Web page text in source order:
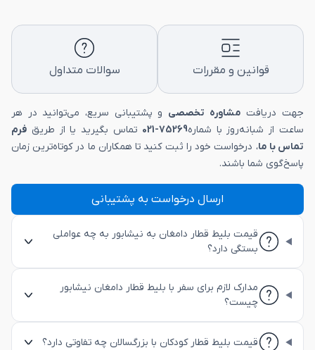
قوانین و مقررات سوالات متداول
جهت دریافت مشاوره تخصصی و پشتیبانی سریع، می‌توانید در هر
ساعت از شبانه‌روز با شماره75269-021 تماس بگیرید یا از طریق فرم
تماس با ما، درخواست خود را ثبت کنید تا همکاران ما در کوتاه‌ترین زمان
پاسخ‌گوی شما باشند.
ارسال درخواست به پشتیبانی
قیمت بلیط قطار دامغان به نیشابور به چه عواملی
بستگی دارد؟
مدارک لازم برای سفر با بلیط قطار دامغان نیشابور
چیست؟
قیمت بلیط قطار کودکان با بزرگسالان چه تفاوتی دارد؟